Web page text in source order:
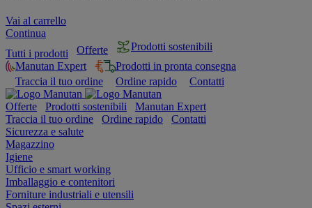
Vai al carrello
Continua
Tutti i prodotti
Offerte
Prodotti sostenibili
Manutan Expert
Prodotti in pronta consegna
Traccia il tuo ordine
Ordine rapido Contatti
Offerte Prodotti sostenibili
Manutan Expert
Traccia il tuo ordine
Ordine rapido
Contatti
Sicurezza e salute
Magazzino
Igiene
Ufficio e smart working
Imballaggio e contenitori
Forniture industriali e utensili